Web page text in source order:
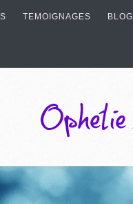
TEMOIGNAGES BLOG